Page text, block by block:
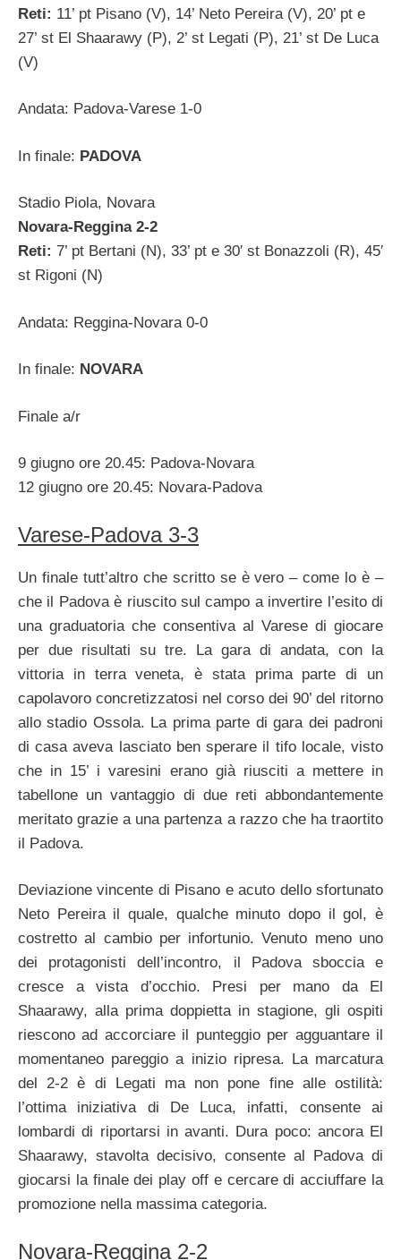
Reti: 11’ pt Pisano (V), 14’ Neto Pereira (V), 20’ pt e
27’ st El Shaarawy (P), 2’ st Legati (P), 21’ st De Luca
(V)
Andata: Padova-Varese 1-0
In finale: PADOVA
Stadio Piola, Novara
Novara-Reggina 2-2
Reti: 7’ pt Bertani (N), 33’ pt e 30′ st Bonazzoli (R), 45′
st Rigoni (N)
Andata: Reggina-Novara 0-0
In finale: NOVARA
Finale a/r
9 giugno ore 20.45: Padova-Novara
12 giugno ore 20.45: Novara-Padova
Varese-Padova 3-3
Un finale tutt’altro che scritto se è vero – come lo è –
che il Padova è riuscito sul campo a invertire l’esito di
una graduatoria che consentiva al Varese di giocare
per due risultati su tre. La gara di andata, con la
vittoria in terra veneta, è stata prima parte di un
capolavoro concretizzatosi nel corso dei 90’ del ritorno
allo stadio Ossola. La prima parte di gara dei padroni
di casa aveva lasciato ben sperare il tifo locale, visto
che in 15’ i varesini erano già riusciti a mettere in
tabellone un vantaggio di due reti abbondantemente
meritato grazie a una partenza a razzo che ha traortito
il Padova.
Deviazione vincente di Pisano e acuto dello sfortunato
Neto Pereira il quale, qualche minuto dopo il gol, è
costretto al cambio per infortunio. Venuto meno uno
dei protagonisti dell’incontro, il Padova sboccia e
cresce a vista d’occhio. Presi per mano da El
Shaarawy, alla prima doppietta in stagione, gli ospiti
riescono ad accorciare il punteggio per agguantare il
momentaneo pareggio a inizio ripresa. La marcatura
del 2-2 è di Legati ma non pone fine alle ostilità:
l’ottima iniziativa di De Luca, infatti, consente ai
lombardi di riportarsi in avanti. Dura poco: ancora El
Shaarawy, stavolta decisivo, consente al Padova di
giocarsi la finale dei play off e cercare di acciuffare la
promozione nella massima categoria.
Novara-Reggina 2-2